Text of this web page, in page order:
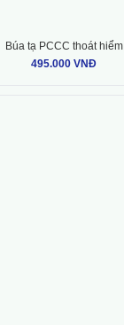
Búa tạ PCCC thoát hiểm
495.000 VNĐ